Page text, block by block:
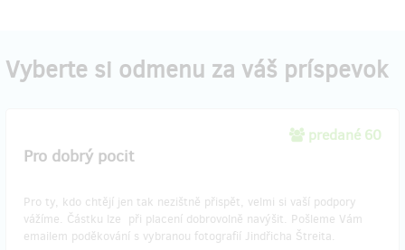
Vyberte si odmenu za váš príspevok
predané 60
Pro dobrý pocit
Pro ty, kdo chtějí jen tak nezištně přispět, velmi si vaší podpory
vážíme. Částku lze při placení dobrovolně navýšit. Pošleme Vám
emailem poděkování s vybranou fotografií Jindřicha Štreita.